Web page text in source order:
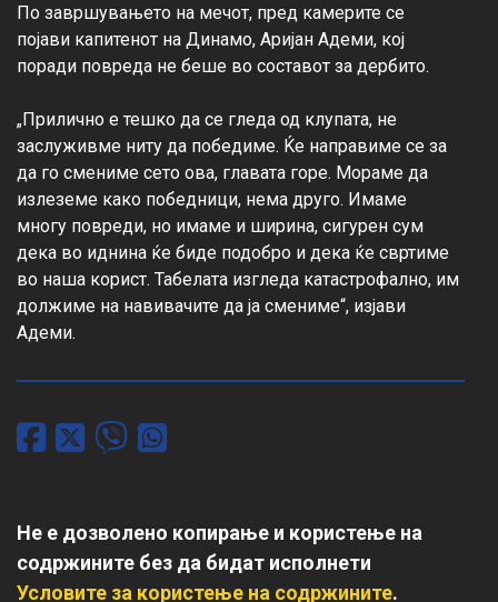
По завршувањето на мечот, пред камерите се
појави капитенот на Динамо, Аријан Адеми, кој
поради повреда не беше во составот за дербито.
„Прилично е тешко да се гледа од клупата, не
заслуживме ниту да победиме. Ќе направиме се за
да го смениме сето ова, главата горе. Мораме да
излеземе како победници, нема друго. Имаме
многу повреди, но имаме и ширина, сигурен сум
дека во иднина ќе биде подобро и дека ќе свртиме
во наша корист. Табелата изгледа катастрофално, им
должиме на навивачите да ја смениме“, изјави
Адеми.
Не е дозволено копирање и користење на
содржините без да бидат исполнети
Условите за користење на содржините.